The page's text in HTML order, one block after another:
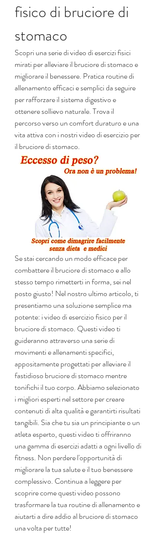
fisico di bruciore di
stomaco
Scopri una serie di video di esercizi fisici
mirati per alleviare il bruciore di stomaco e
migliorare il benessere. Pratica routine di
allenamento efficaci e semplici da seguire
per rafforzare il sistema digestivo e
ottenere sollievo naturale. Trova il
percorso verso un comfort duraturo e una
vita attiva con i nostri video di esercizio per
il bruciore di stomaco.
Se stai cercando un modo efficace per
combattere il bruciore di stomaco e allo
stesso tempo rimetterti in forma, sei nel
posto giusto! Nel nostro ultimo articolo, ti
presentiamo una soluzione semplice ma
potente: i video di esercizio fisico per il
bruciore di stomaco. Questi video ti
guideranno attraverso una serie di
movimenti e allenamenti specifici,
appositamente progettati per alleviare il
fastidioso bruciore di stomaco mentre
tonifichi il tuo corpo. Abbiamo selezionato
i migliori esperti nel settore per creare
contenuti di alta qualità e garantirti risultati
tangibili. Sia che tu sia un principiante o un
atleta esperto, questi video ti offriranno
una gamma di esercizi adatti a ogni livello di
fitness. Non perdere l'opportunità di
migliorare la tua salute e il tuo benessere
complessivo. Continua a leggere per
scoprire come questi video possono
trasformare la tua routine di allenamento e
aiutarti a dire addio al bruciore di stomaco
una volta per tutte!